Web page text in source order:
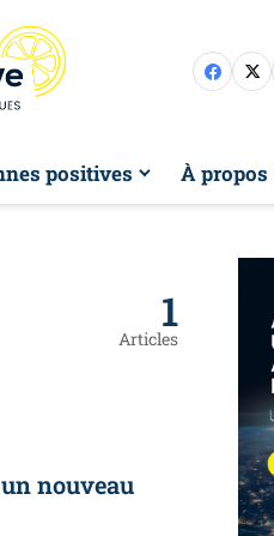
positives À propos
1
Articles
nouveau